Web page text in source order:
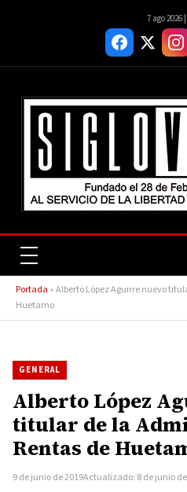
7 ago 2026
Portada »Alberto López Aguirre nuevo
Huetamo
GENERAL
Alberto López
titular de la
Rentas de
9 de junio de 2019Actualizado: 8 de junio